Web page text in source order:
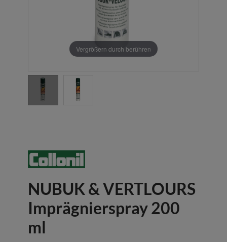
Vergrößern durch berühren
NUBUK & VERTLOURS
Imprägnierspray 200
ml